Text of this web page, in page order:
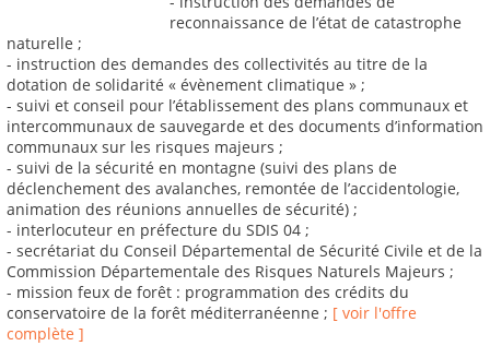
reconnaissance de l’état de catastrophe
naturelle ;
- instruction des demandes des collectivités au titre de la
dotation de solidarité « évènement climatique » ;
- suivi et conseil pour l’établissement des plans communaux et
intercommunaux de sauvegarde et des documents d’information
communaux sur les risques majeurs ;
- suivi de la sécurité en montagne (suivi des plans de
déclenchement des avalanches, remontée de l’accidentologie,
animation des réunions annuelles de sécurité) ;
- interlocuteur en préfecture du SDIS 04 ;
- secrétariat du Conseil Départemental de Sécurité Civile et de la
Commission Départementale des Risques Naturels Majeurs ;
- mission feux de forêt : programmation des crédits du
conservatoire de la forêt méditerranéenne ; [ voir l'offre
complète ]